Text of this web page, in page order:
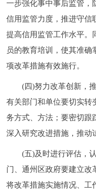
一步强化事中事后监管，
信用监管力度，推进守信
提高信用监管工作水平。
员的教育培训，使其准
项改革措施有效施行。
(四)努力改革创新，推
有关部门和单位要切实转
务方式、方法；要密切跟
深入研究改进措施，推动
(五)及时进行评估，认
门、通州区政府要建立改
将改革措施实施情况、工